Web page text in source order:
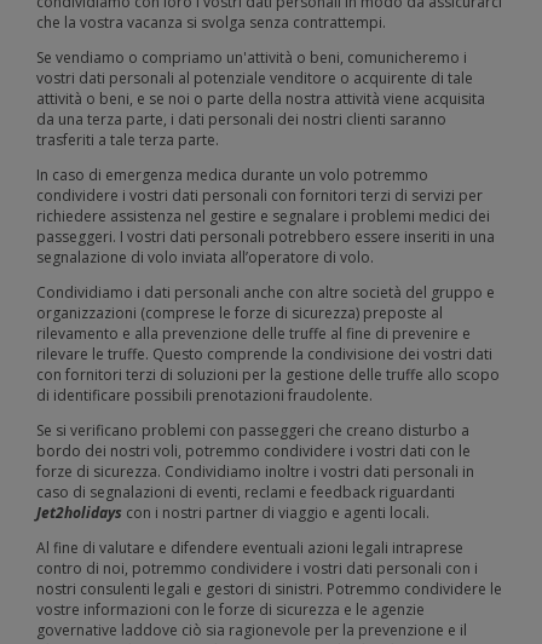
che la vostra vacanza si svolga senza contrattempi.
Se vendiamo o compriamo un'attività o beni, comunicheremo i
vostri dati personali al potenziale venditore o acquirente di tale
attività o beni, e se noi o parte della nostra attività viene acquisita
da una terza parte, i dati personali dei nostri clienti saranno
trasferiti a tale terza parte.
In caso di emergenza medica durante un volo potremmo
condividere i vostri dati personali con fornitori terzi di servizi per
richiedere assistenza nel gestire e segnalare i problemi medici dei
passeggeri. I vostri dati personali potrebbero essere inseriti in una
segnalazione di volo inviata all’operatore di volo.
Condividiamo i dati personali anche con altre società del gruppo e
organizzazioni (comprese le forze di sicurezza) preposte al
rilevamento e alla prevenzione delle truffe al fine di prevenire e
rilevare le truffe. Questo comprende la condivisione dei vostri dati
con fornitori terzi di soluzioni per la gestione delle truffe allo scopo
di identificare possibili prenotazioni fraudolente.
Se si verificano problemi con passeggeri che creano disturbo a
bordo dei nostri voli, potremmo condividere i vostri dati con le
forze di sicurezza. Condividiamo inoltre i vostri dati personali in
caso di segnalazioni di eventi, reclami e feedback riguardanti
Jet2holidays con i nostri partner di viaggio e agenti locali.
Al fine di valutare e difendere eventuali azioni legali intraprese
contro di noi, potremmo condividere i vostri dati personali con i
nostri consulenti legali e gestori di sinistri. Potremmo condividere le
vostre informazioni con le forze di sicurezza e le agenzie
governative laddove ciò sia ragionevole per la prevenzione e il